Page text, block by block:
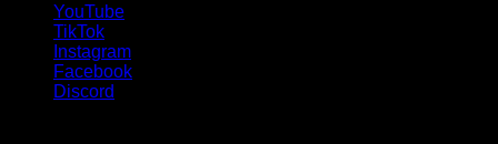
YouTube
TikTok
Instagram
Facebook
Discord